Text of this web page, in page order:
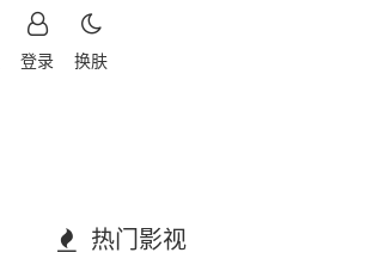
换肤
登录
热门影视